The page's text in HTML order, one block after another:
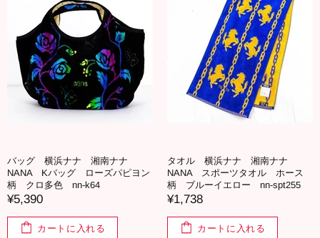
バッグ 横浜ナナ 湘南ナナ
NANA Kバッグ ローズパピヨン
柄 クロ多色 nn-k64
¥5,390
カートに入れる
タオル 横浜ナナ 湘南ナナ
NANA スポーツタオル ホース
柄 ブルーイエロー nn-spt255
¥1,738
カートに入れる